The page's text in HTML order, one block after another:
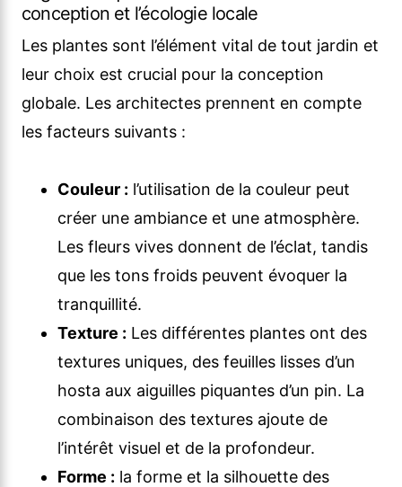
conception et l’écologie locale
Les plantes sont l’élément vital de tout jardin et
leur choix est crucial pour la conception
globale. Les architectes prennent en compte
les facteurs suivants :
Couleur : l’utilisation de la couleur peut
créer une ambiance et une atmosphère.
Les fleurs vives donnent de l’éclat, tandis
que les tons froids peuvent évoquer la
tranquillité.
Texture : Les différentes plantes ont des
textures uniques, des feuilles lisses d’un
hosta aux aiguilles piquantes d’un pin. La
combinaison des textures ajoute de
l’intérêt visuel et de la profondeur.
Forme : la forme et la silhouette des